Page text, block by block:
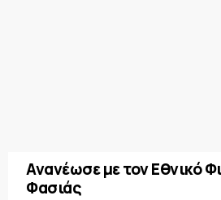
Ανανέωσε με τον Εθνικό
Φασιάς